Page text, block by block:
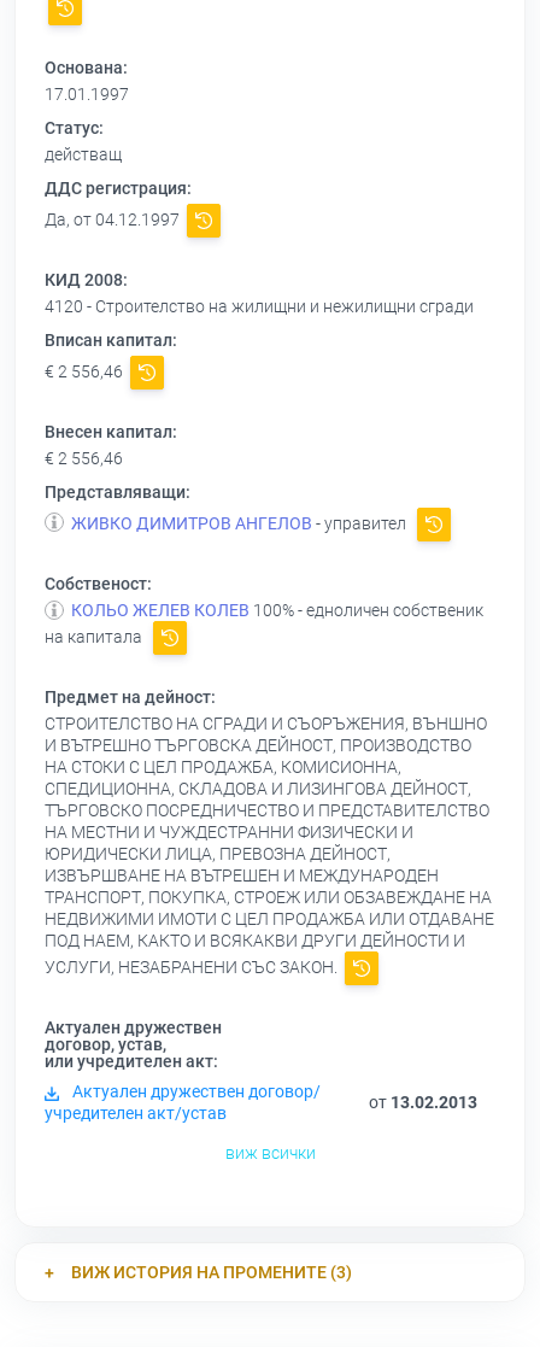
Основана:
17.01.1997
Статус:
действащ
ДДС регистрация:
Да, от 04.12.1997
КИД 2008:
4120 - Строителство на жилищни и нежилищни сгради
Вписан капитал:
€ 2 556,46
Внесен капитал:
€ 2 556,46
Представляващи:
ЖИВКО ДИМИТРОВ АНГЕЛОВ - управител
Собственост:
КОЛЬО ЖЕЛЕВ КОЛЕВ 100% - едноличен собственик
на капитала
Предмет на дейност:
СТРОИТЕЛСТВО НА СГРАДИ И СЪОРЪЖЕНИЯ, ВЪНШНО
И ВЪТРЕШНО ТЪРГОВСКА ДЕЙНОСТ, ПРОИЗВОДСТВО
НА СТОКИ С ЦЕЛ ПРОДАЖБА, КОМИСИОННА,
СПЕДИЦИОННА, СКЛАДОВА И ЛИЗИНГОВА ДЕЙНОСТ,
ТЪРГОВСКО ПОСРЕДНИЧЕСТВО И ПРЕДСТАВИТЕЛСТВО
НА МЕСТНИ И ЧУЖДЕСТРАННИ ФИЗИЧЕСКИ И
ЮРИДИЧЕСКИ ЛИЦА, ПРЕВОЗНА ДЕЙНОСТ,
ИЗВЪРШВАНЕ НА ВЪТРЕШЕН И МЕЖДУНАРОДЕН
ТРАНСПОРТ, ПОКУПКА, СТРОЕЖ ИЛИ ОБЗАВЕЖДАНЕ НА
НЕДВИЖИМИ ИМОТИ С ЦЕЛ ПРОДАЖБА ИЛИ ОТДАВАНЕ
ПОД НАЕМ, КАКТО И ВСЯКАКВИ ДРУГИ ДЕЙНОСТИ И
УСЛУГИ, НЕЗАБРАНЕНИ СЪС ЗАКОН.
Актуален дружествен
договор, устав,
или учредителен акт:
Актуален дружествен договор/
учредителен акт/устав
от 13.02.2013
виж всички
ВИЖ ИСТОРИЯ НА ПРОМЕНИТЕ (3)